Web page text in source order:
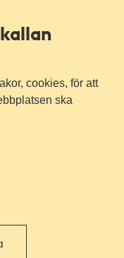
cookies, för att
ska